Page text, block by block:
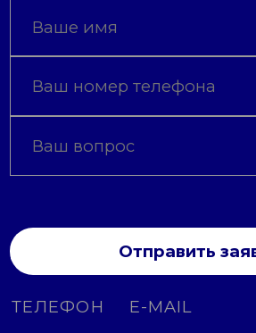
Отправить
ТЕЛЕФОН E-MAIL